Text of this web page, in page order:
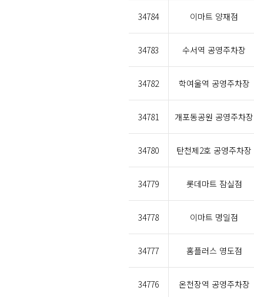
34784 이마트 양재점
34783 수서역 공영주차장
34782 학여울역 공영주차장
34781 개포동공원 공영주차장
34780 탄천제2호 공영주차장
34779 롯데마트 잠실점
34778 이마트 명일점
34777 홈플러스 영도점
34776 온천장역 공영주차장